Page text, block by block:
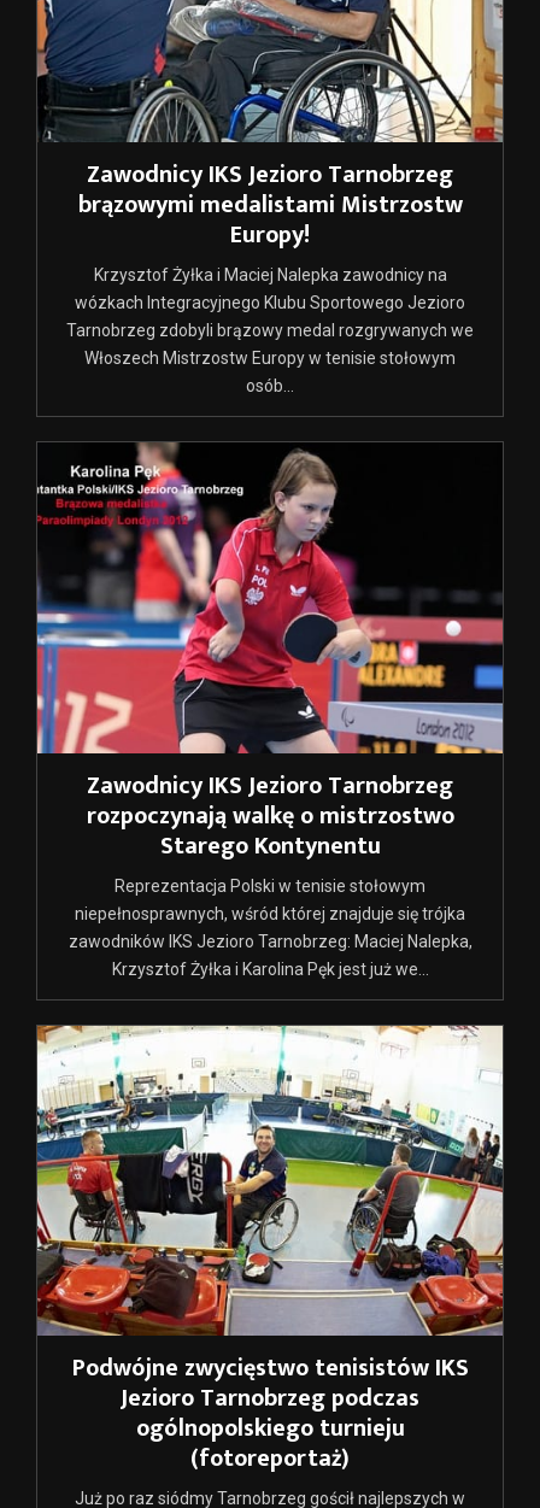
Zawodnicy IKS Jezioro Tarnobrzeg
brązowymi medalistami Mistrzostw
Europy!
Krzysztof Żyłka i Maciej Nalepka zawodnicy na
wózkach Integracyjnego Klubu Sportowego Jezioro
Tarnobrzeg zdobyli brązowy medal rozgrywanych we
Włoszech Mistrzostw Europy w tenisie stołowym
osób...
Zawodnicy IKS Jezioro Tarnobrzeg
rozpoczynają walkę o mistrzostwo
Starego Kontynentu
Reprezentacja Polski w tenisie stołowym
niepełnosprawnych, wśród której znajduje się trójka
zawodników IKS Jezioro Tarnobrzeg: Maciej Nalepka,
Krzysztof Żyłka i Karolina Pęk jest już we...
Podwójne zwycięstwo tenisistów IKS
Jezioro Tarnobrzeg podczas
ogólnopolskiego turnieju
(fotoreportaż)
Już po raz siódmy Tarnobrzeg gościł najlepszych w